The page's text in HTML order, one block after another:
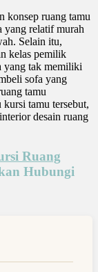
konsep ruang tamu
yang relatif murah
Selain itu,
kelas pemilik
yang tak memiliki
sofa yang
tamu
tamu tersebut,
desain ruang
Ruang
Hubungi